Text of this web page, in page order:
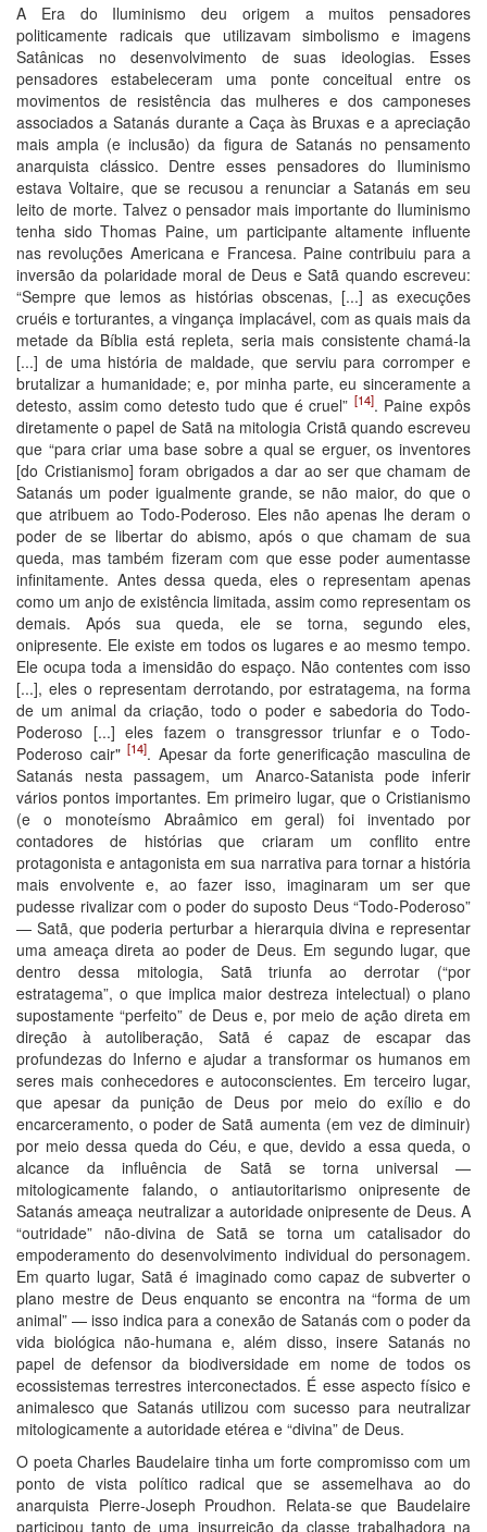
A Era do Iluminismo deu origem a muitos pensadores
politicamente radicais que utilizavam simbolismo e imagens
Satânicas no desenvolvimento de suas ideologias. Esses
pensadores estabeleceram uma ponte conceitual entre os
movimentos de resistência das mulheres e dos camponeses
associados a Satanás durante a Caça às Bruxas e a apreciação
mais ampla (e inclusão) da figura de Satanás no pensamento
anarquista clássico. Dentre esses pensadores do Iluminismo
estava Voltaire, que se recusou a renunciar a Satanás em seu
leito de morte. Talvez o pensador mais importante do Iluminismo
tenha sido Thomas Paine, um participante altamente influente
nas revoluções Americana e Francesa. Paine contribuiu para a
inversão da polaridade moral de Deus e Satã quando escreveu:
“Sempre que lemos as histórias obscenas, [...] as execuções
cruéis e torturantes, a vingança implacável, com as quais mais da
metade da Bíblia está repleta, seria mais consistente chamá-la
[...] de uma história de maldade, que serviu para corromper e
brutalizar a humanidade; e, por minha parte, eu sinceramente a
detesto, assim como detesto tudo que é cruel” [14]. Paine expôs
diretamente o papel de Satã na mitologia Cristã quando escreveu
que “para criar uma base sobre a qual se erguer, os inventores
[do Cristianismo] foram obrigados a dar ao ser que chamam de
Satanás um poder igualmente grande, se não maior, do que o
que atribuem ao Todo-Poderoso. Eles não apenas lhe deram o
poder de se libertar do abismo, após o que chamam de sua
queda, mas também fizeram com que esse poder aumentasse
infinitamente. Antes dessa queda, eles o representam apenas
como um anjo de existência limitada, assim como representam os
demais. Após sua queda, ele se torna, segundo eles,
onipresente. Ele existe em todos os lugares e ao mesmo tempo.
Ele ocupa toda a imensidão do espaço. Não contentes com isso
[...], eles o representam derrotando, por estratagema, na forma
de um animal da criação, todo o poder e sabedoria do Todo-
Poderoso [...] eles fazem o transgressor triunfar e o Todo-
Poderoso cair" [14]. Apesar da forte generificação masculina de
Satanás nesta passagem, um Anarco-Satanista pode inferir
vários pontos importantes. Em primeiro lugar, que o Cristianismo
(e o monoteísmo Abraâmico em geral) foi inventado por
contadores de histórias que criaram um conflito entre
protagonista e antagonista em sua narrativa para tornar a história
mais envolvente e, ao fazer isso, imaginaram um ser que
pudesse rivalizar com o poder do suposto Deus “Todo-Poderoso”
— Satã, que poderia perturbar a hierarquia divina e representar
uma ameaça direta ao poder de Deus. Em segundo lugar, que
dentro dessa mitologia, Satã triunfa ao derrotar (“por
estratagema”, o que implica maior destreza intelectual) o plano
supostamente “perfeito” de Deus e, por meio de ação direta em
direção à autoliberação, Satã é capaz de escapar das
profundezas do Inferno e ajudar a transformar os humanos em
seres mais conhecedores e autoconscientes. Em terceiro lugar,
que apesar da punição de Deus por meio do exílio e do
encarceramento, o poder de Satã aumenta (em vez de diminuir)
por meio dessa queda do Céu, e que, devido a essa queda, o
alcance da influência de Satã se torna universal —
mitologicamente falando, o antiautoritarismo onipresente de
Satanás ameaça neutralizar a autoridade onipresente de Deus. A
“outridade” não-divina de Satã se torna um catalisador do
empoderamento do desenvolvimento individual do personagem.
Em quarto lugar, Satã é imaginado como capaz de subverter o
plano mestre de Deus enquanto se encontra na “forma de um
animal” — isso indica para a conexão de Satanás com o poder da
vida biológica não-humana e, além disso, insere Satanás no
papel de defensor da biodiversidade em nome de todos os
ecossistemas terrestres interconectados. É esse aspecto físico e
animalesco que Satanás utilizou com sucesso para neutralizar
mitologicamente a autoridade etérea e “divina” de Deus.
O poeta Charles Baudelaire tinha um forte compromisso com um
ponto de vista político radical que se assemelhava ao do
anarquista Pierre-Joseph Proudhon. Relata-se que Baudelaire
participou tanto de uma insurreição da classe trabalhadora na